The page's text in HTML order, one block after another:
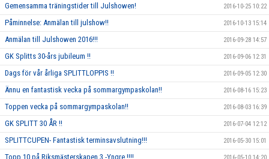
Gemensamma träningstider till Julshowen! 2016-10-25 10:22
Påminnelse: Anmälan till julshow!! 2016-10-13 15:14
Anmälan till Julshowen 2016!!! 2016-09-28 14:57
GK Splitts 30-års jubileum !! 2016-09-06 12:31
Dags för vår årliga SPLITTLOPPIS !! 2016-09-05 12:30
Ännu en fantastisk vecka på sommargympaskolan!! 2016-08-16 15:23
Toppen vecka på sommargympaskolan!! 2016-08-03 16:39
GK SPLITT 30 ÅR !! 2016-07-04 12:12
SPLITTCUPEN- Fantastisk terminsavslutning!!! 2016-05-30 15:01
Topp 10 på Riksmästerskapen 3 -Yngre !!!! 2016-05-10 14:20